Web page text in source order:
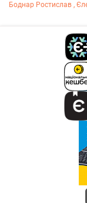
Боднар Ростислав ,